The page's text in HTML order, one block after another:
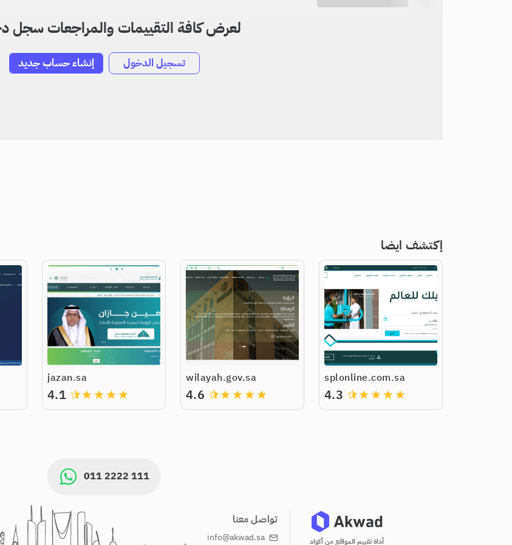
لعرض كافة التقييمات والمراجعات سجل
تسجيل الدخول إنشاء حساب جديد
إكتشف ايضا
splonline.com.sa
grade
grade
grade
grade
4.3
wilayah.gov.sa
grade
grade
grade
grade
4.6
jazan.sa
grade
grade
grade
grade
4.1
011 2222 111
أداة تقييم المواقع من أكواد
تواصل معنا
info@akwad.sa